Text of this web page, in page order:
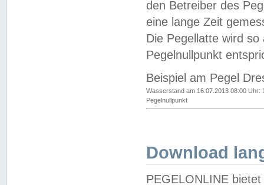
den Betreiber des
eine lange Zeit
Die Pegellatte wird
Pegelnullpunkt
Beispiel am Pegel
Wasserstand am 16.07.2013 08:00 Uhr:
Pegelnullpunkt
Download
PEGELONLINE